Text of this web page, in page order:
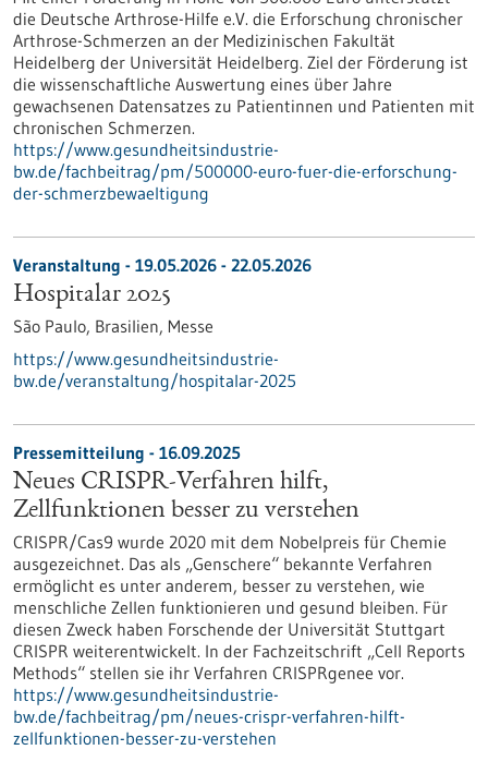
die Deutsche Arthrose-Hilfe e.V. die Erforschung chronischer
Arthrose-Schmerzen an der Medizinischen Fakultät
Heidelberg der Universität Heidelberg. Ziel der Förderung ist
die wissenschaftliche Auswertung eines über Jahre
gewachsenen Datensatzes zu Patientinnen und Patienten mit
chronischen Schmerzen.
https://www.gesundheitsindustrie-
bw.de/fachbeitrag/pm/500000-euro-fuer-die-erforschung-
der-schmerzbewaeltigung
Veranstaltung - 19.05.2026 - 22.05.2026
Hospitalar 2025
São Paulo, Brasilien, Messe
https://www.gesundheitsindustrie-
bw.de/veranstaltung/hospitalar-2025
Pressemitteilung - 16.09.2025
Neues CRISPR-Verfahren hilft,
Zellfunktionen besser zu verstehen
CRISPR/Cas9 wurde 2020 mit dem Nobelpreis für Chemie
ausgezeichnet. Das als „Genschere“ bekannte Verfahren
ermöglicht es unter anderem, besser zu verstehen, wie
menschliche Zellen funktionieren und gesund bleiben. Für
diesen Zweck haben Forschende der Universität Stuttgart
CRISPR weiterentwickelt. In der Fachzeitschrift „Cell Reports
Methods“ stellen sie ihr Verfahren CRISPRgenee vor.
https://www.gesundheitsindustrie-
bw.de/fachbeitrag/pm/neues-crispr-verfahren-hilft-
zellfunktionen-besser-zu-verstehen